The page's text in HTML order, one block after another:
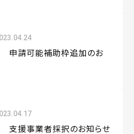
申請可能補助枠追加のお
援事業者採択のお知らせ